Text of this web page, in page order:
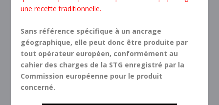
une recette traditionnelle.
Sans référence spécifique à un ancrage
géographique, elle peut donc être produite par
tout opérateur européen, conformément au
cahier des charges de la STG enregistré par la
Commission européenne pour le produit
concerné.